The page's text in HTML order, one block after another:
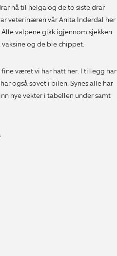
nå til helga og de to siste drar
veterinæren vår Anita Inderdal her
valpene gikk igjennom sjekken
og de ble chippet.
været vi har hatt her. I tillegg har
også sovet i bilen. Synes alle har
nye vekter i tabellen under samt